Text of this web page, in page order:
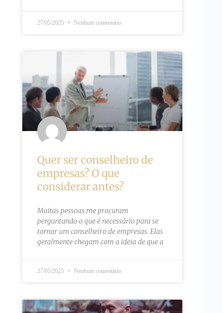
27/05/2025 Nenhum comentário
Quer ser conselheiro de
empresas? O que
considerar antes?
Muitas pessoas me procuram
perguntando o que é necessário para se
tornar um conselheiro de empresas. Elas
geralmente chegam com a ideia de que a
27/05/2025 Nenhum comentário